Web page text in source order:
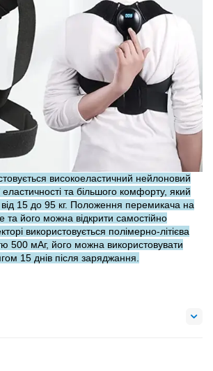
високоеластичний нейлоновий
та більшого комфорту, який
15 до 95 кг. Положення перемикача на
та його можна відкрити самостійно
використовується полімерно-літієва
500 мАг, його можна використовувати
15 днів після заряджання.